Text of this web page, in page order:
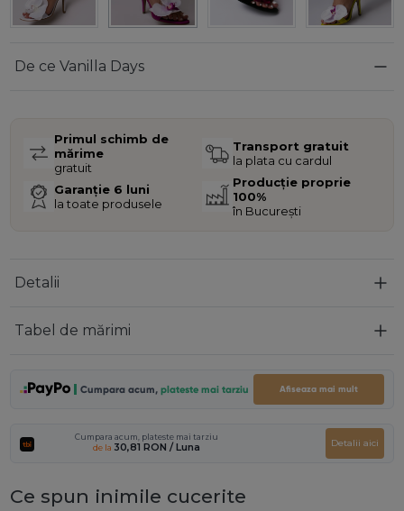
De ce Vanilla Days
Primul schimb de
mărime
gratuit
Transport gratuit
la plata cu cardul
Garanție 6 luni
la toate produsele
Producție proprie
100%
în București
Detalii
Tabel de mărimi
Cumpara acum, plateste mai tarziu Afiseaza mai mult
Cumpara acum, plateste mai tarziu
de la 30,81 RON / Luna Detalii aici
Ce spun inimile cucerite